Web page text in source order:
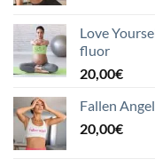
Love
fluor
20,00€
Fallen
20,00€